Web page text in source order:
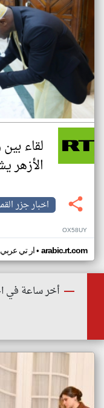
لقاء
الأزهر
اخبار جزر
OX58UY
ار تي عربي• arabic.rt.com
أخر ساعة في